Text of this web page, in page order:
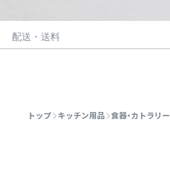
配送・送料
トップ キッチン用品 食器・カトラリー